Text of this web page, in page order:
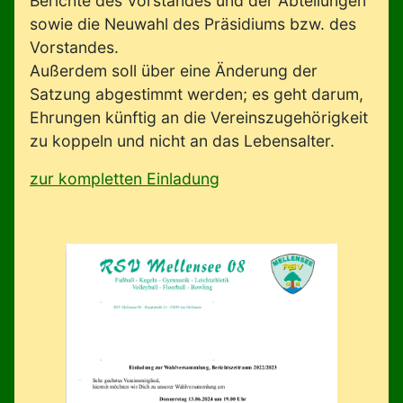
sowie die Neuwahl des Präsidiums bzw. des
Vorstandes.
Außerdem soll über eine Änderung der
Satzung abgestimmt werden; es geht darum,
Ehrungen künftig an die Vereinszugehörigkeit
zu koppeln und nicht an das Lebensalter.
zur kompletten Einladung